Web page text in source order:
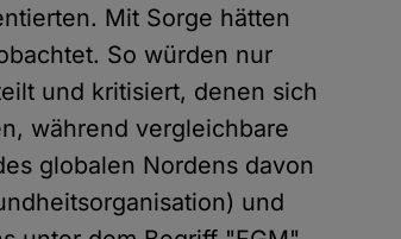
Mit Sorge hätten
So würden nur
und kritisiert, denen sich
während vergleichbare
globalen Nordens davon
und